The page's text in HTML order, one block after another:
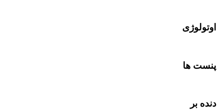
اوتولوژی
پنست ها
دنده بر